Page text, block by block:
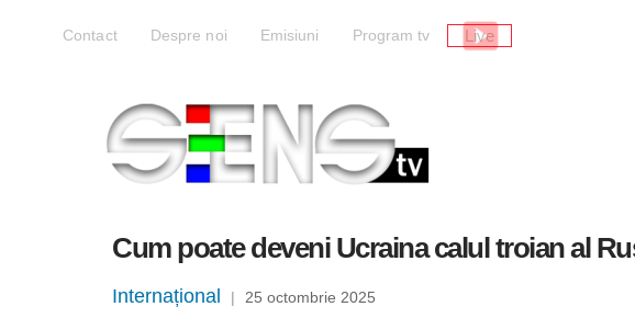
Contact Despre noi Emisiuni Program tv Live
Cum poate deveni Ucraina calul troian al
Internațional | 25 octombrie 2025